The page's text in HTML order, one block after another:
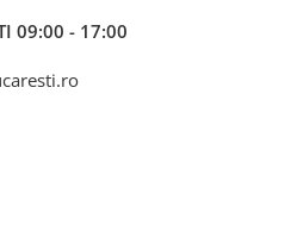
09:00 - 17:00